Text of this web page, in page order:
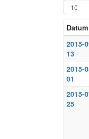
Datum
2015-
13
2015-
01
2015-
25